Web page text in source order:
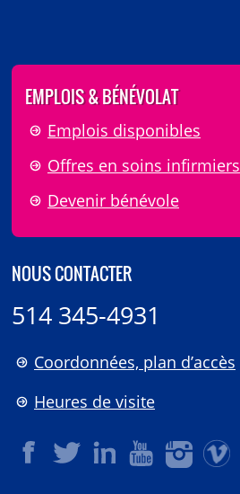
EMPLOIS & BÉNÉVOLAT
Emplois disponibles
Offres en soins infirmiers
Devenir bénévole
NOUS CONTACTER
514 345-4931
Coordonnées, plan d’accès
Heures de visite